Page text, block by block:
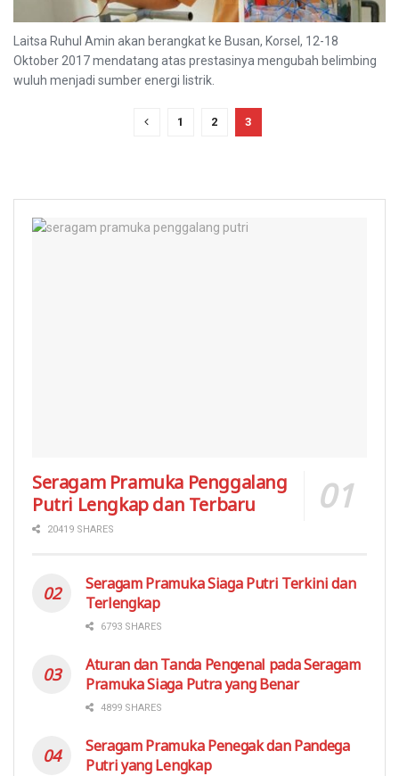
Laitsa Ruhul Amin akan berangkat ke Busan, Korsel, 12-18
Oktober 2017 mendatang atas prestasinya mengubah belimbing
wuluh menjadi sumber energi listrik.
1 2 3
Seragam Pramuka Penggalang
Putri Lengkap dan Terbaru
20419 SHARES
Seragam Pramuka Siaga Putri Terkini dan
Terlengkap
6793 SHARES
Aturan dan Tanda Pengenal pada Seragam
Pramuka Siaga Putra yang Benar
4899 SHARES
Seragam Pramuka Penegak dan Pandega
Putri yang Lengkap